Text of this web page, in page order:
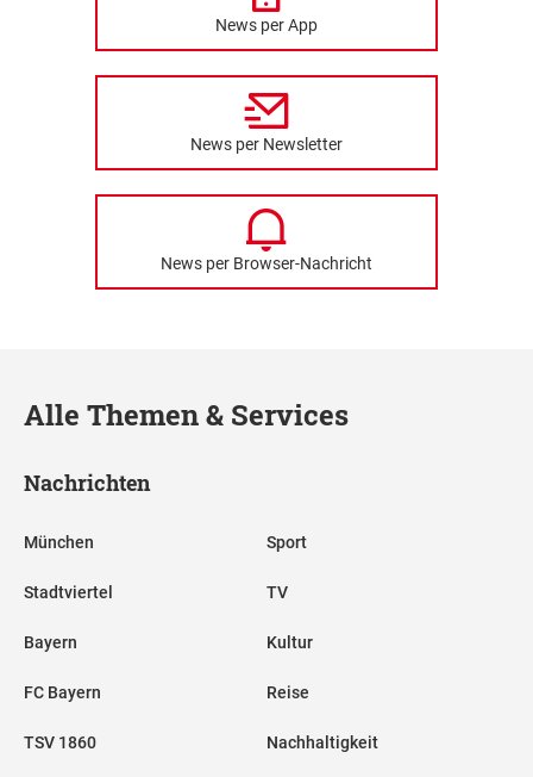
News per App
News per Newsletter
News per Browser-Nachricht
Alle Themen & Services
Nachrichten
München
Stadtviertel
Bayern
FC Bayern
TSV 1860
Sport
TV
Kultur
Reise
Nachhaltigkeit